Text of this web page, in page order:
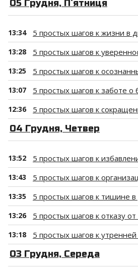
05 Грудня, П`ятниця
13:34 5 простых шагов к жизни в
13:28 5 простых шагов к
13:25 5 простых шагов к
13:07 5 простых шагов к заботе о
12:36 5 простых шагов к
04 Грудня, Четвер
13:52 5 простых шагов к
13:43 5 простых шагов к
13:35 5 простых шагов к тишине
13:26 5 простых шагов к отказу
13:18 5 простых шагов к
03 Грудня, Середа